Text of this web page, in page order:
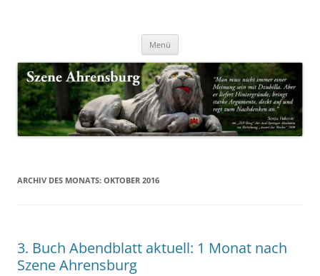
Szene Ahrensburg
Menü
ARCHIV DES MONATS: OKTOBER 2016
3. Buch Abendblatt aktuell: 1 Monat nach
Szene Ahrensburg